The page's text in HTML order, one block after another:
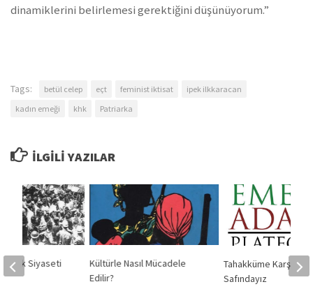
dinamiklerini belirlemesi gerektiğini düşünüyorum.”
Tags: betül celep eçt feminist iktisat
ipek ilkkaracan
kadın emeği
khk Patriarka
İLGILI YAZILAR
Kültürle Nasıl Mücadele
Edilir?
Tahakküme Karşı
Safındayız
Emek Siyaseti